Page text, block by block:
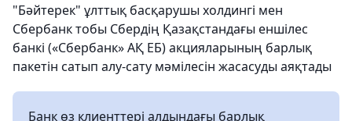
"Бәйтерек" ұлттық басқарушы холдингі мен
Сбербанк тобы Сбердің Қазақстандағы еншілес
банкі («Сбербанк» АҚ ЕБ) акцияларының барлық
пакетін сатып алу-сату мәмілесін жасасуды аяқтады
Банк өз клиенттері алдындағы барлық